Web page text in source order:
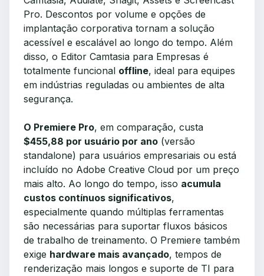
Pro. Descontos por volume e opções de
implantação corporativa tornam a solução
acessível e escalável ao longo do tempo. Além
disso, o Editor Camtasia para Empresas é
totalmente funcional offline, ideal para equipes
em indústrias reguladas ou ambientes de alta
segurança.
O Premiere Pro, em comparação, custa
$455,88 por usuário por ano (versão
standalone) para usuários empresariais ou está
incluído no Adobe Creative Cloud por um preço
mais alto. Ao longo do tempo, isso acumula
custos contínuos significativos,
especialmente quando múltiplas ferramentas
são necessárias para suportar fluxos básicos
de trabalho de treinamento. O Premiere também
exige hardware mais avançado, tempos de
renderização mais longos e suporte de TI para